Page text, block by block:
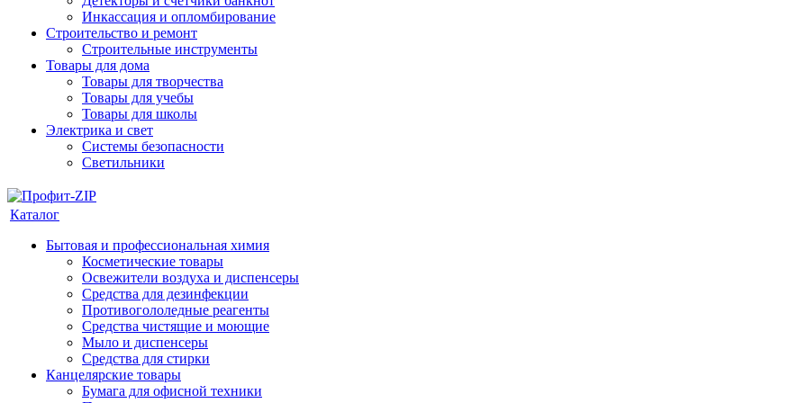
Инкассация и опломбирование
Строительство и ремонт
Строительные инструменты
Товары для дома
Товары для творчества
Товары для учебы
Товары для школы
Электрика и свет
Системы безопасности
Светильники
Каталог
Бытовая и профессиональная химия
Косметические товары
Освежители воздуха и диспенсеры
Средства для дезинфекции
Противогололедные реагенты
Средства чистящие и моющие
Мыло и диспенсеры
Средства для стирки
Канцелярские товары
Бумага для офисной техники